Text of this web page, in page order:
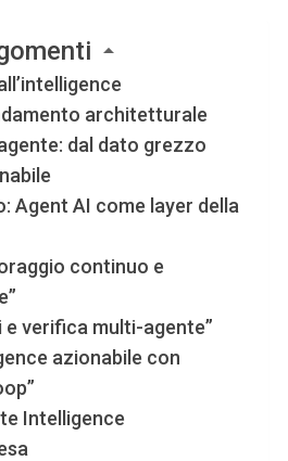
architetturale
dal dato grezzo
Agent AI come layer della
continuo e
e verifica multi-agente”
azionabile con
Intelligence